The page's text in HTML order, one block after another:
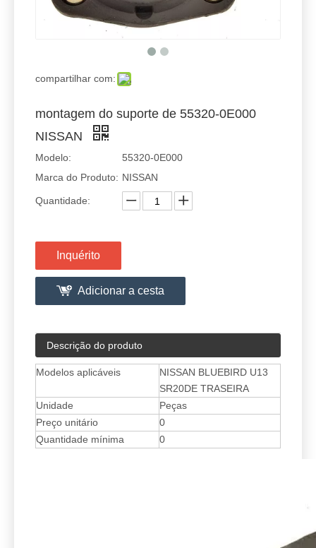
compartilhar com:
montagem do suporte de 55320-0E000
NISSAN
Modelo:
55320-0E000
Marca do Produto: NISSAN
Quantidade:
Inquérito
Adicionar a cesta
Descrição do produto
Modelos aplicáveis
NISSAN BLUEBIRD U13
SR20DE TRASEIRA
Unidade
Peças
Preço unitário
0
Quantidade mínima
0